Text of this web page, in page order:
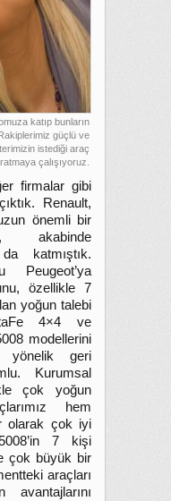
katıp bunların
güçlü ve
istediği araç
çalışıyoruz.
firmalar gibi
Renault,
önemli bir
akabinde
katmıştık.
Peugeot’ya
özellikle 7
yoğun talebi
4×4 ve
modellerini
yönelik geri
Kurumsal
çok yoğun
hem
olarak çok iyi
7 kişi
çok büyük bir
araçları
avantajlarını